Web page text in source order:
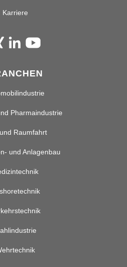
Karriere
Pharmaindustrie
Raumfahrt
und Anlagenbau